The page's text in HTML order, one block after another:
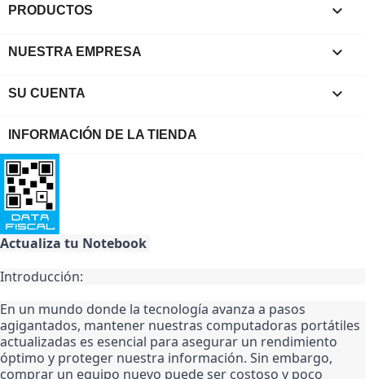
PRODUCTOS 
NUESTRA EMPRESA 
SU CUENTA 
INFORMACIÓN DE LA TIENDA
Actualiza tu Notebook
Introducción:
En un mundo donde la tecnología avanza a pasos
agigantados, mantener nuestras computadoras portátiles
actualizadas es esencial para asegurar un rendimiento
óptimo y proteger nuestra información. Sin embargo,
comprar un equipo nuevo puede ser costoso y poco